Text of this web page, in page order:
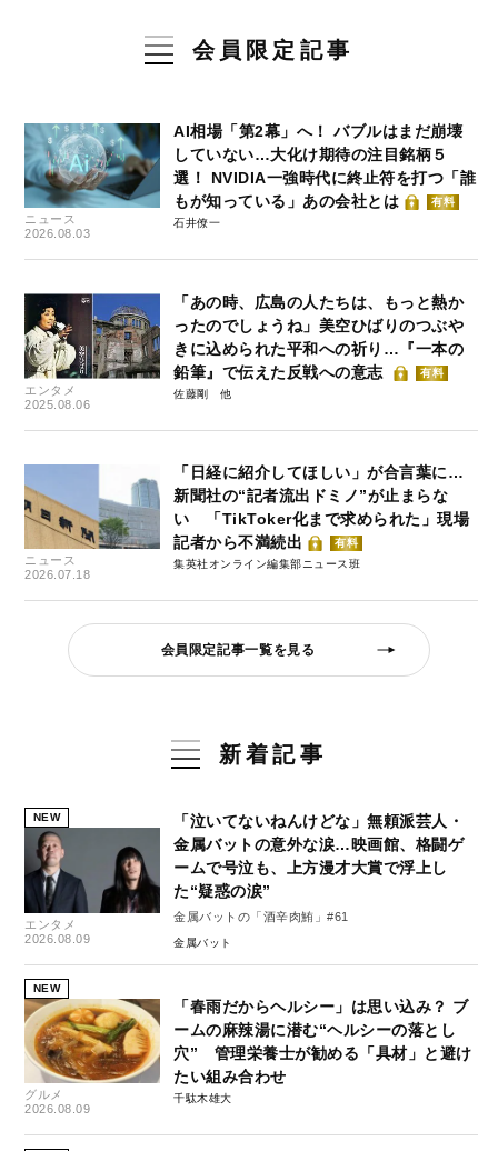
会員限定記事
ニュース
2026.08.03
AI相場「第2幕」へ！ バブルはまだ崩壊
していない…大化け期待の注目銘柄５
選！ NVIDIA一強時代に終止符を打つ「誰
もが知っている」あの会社とは
有料
石井僚一
エンタメ
2025.08.06
「あの時、広島の人たちは、もっと熱か
ったのでしょうね」美空ひばりのつぶや
きに込められた平和への祈り…『一本の
鉛筆』で伝えた反戦への意志
有料
佐藤剛
ニュース
2026.07.18
「日経に紹介してほしい」が合言葉に…
新聞社の“記者流出ドミノ”が止まらな
い 「TikToker化まで求められた」現場
記者から不満続出
有料
集英社オンライン編集部ニュース班
会員限定記事一覧を見る
新着記事
NEW
エンタメ
2026.08.09
「泣いてないねんけどな」無頼派芸人・
金属バットの意外な涙…映画館、格闘ゲ
ームで号泣も、上方漫才大賞で浮上し
た“疑惑の涙”
金属バットの「酒辛肉鮪」#61
金属バット
NEW
グルメ
2026.08.09
「春雨だからヘルシー」は思い込み？ ブ
ームの麻辣湯に潜む“ヘルシーの落とし
穴” 管理栄養士が勧める「具材」と避け
たい組み合わせ
千駄木雄大